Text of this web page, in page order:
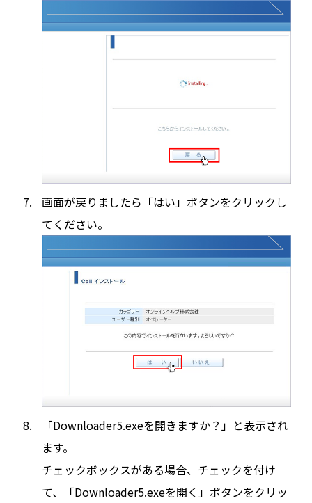
画面が戻りましたら「はい」ボタンをクリックし
てください。
「Downloader5.exeを開きますか？」と表示され
ます。
チェックボックスがある場合、チェックを付け
て、「Downloader5.exeを開く」ボタンをクリッ